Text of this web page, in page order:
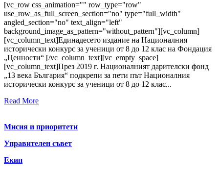
[vc_row css_animation="" row_type="row"
use_row_as_full_screen_section="no" type="full_width"
angled_section="no" text_align="left"
background_image_as_pattern="without_pattern"][vc_column]
[vc_column_text]Единадесето издание на Националния
исторически конкурс за ученици от 8 до 12 клас на Фондация
„Ценности“ [/vc_column_text][vc_empty_space]
[vc_column_text]През 2019 г. Националният дарителски фонд
„13 века България“ подкрепи за пети път Националния
исторически конкурс за ученици от 8 до 12 клас...
Read More
Мисия и приоритети
Управителен съвет
Екип